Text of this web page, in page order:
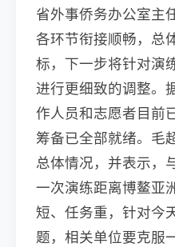
省外事侨务办公室主
各环节衔接顺畅，总
标，下一步将针对演
进行更细致的调整。
作人员和志愿者目前
筹备已全部就绪。毛
总体情况，并表示，
一次演练距离博鳌亚
短、任务重，针对今
题，相关单位要克服